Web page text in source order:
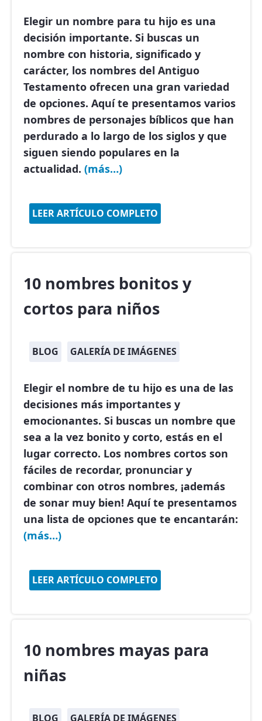
Elegir un nombre para tu hijo es una
decisión importante. Si buscas un
nombre con historia, significado y
carácter, los nombres del Antiguo
Testamento ofrecen una gran variedad
de opciones. Aquí te presentamos varios
nombres de personajes bíblicos que han
perdurado a lo largo de los siglos y que
siguen siendo populares en la
actualidad. (más…)
LEER ARTÍCULO COMPLETO
10 nombres bonitos y
cortos para niños
BLOG GALERÍA DE IMÁGENES
Elegir el nombre de tu hijo es una de las
decisiones más importantes y
emocionantes. Si buscas un nombre que
sea a la vez bonito y corto, estás en el
lugar correcto. Los nombres cortos son
fáciles de recordar, pronunciar y
combinar con otros nombres, ¡además
de sonar muy bien! Aquí te presentamos
una lista de opciones que te encantarán:
(más…)
LEER ARTÍCULO COMPLETO
10 nombres mayas para
niñas
BLOG GALERÍA DE IMÁGENES